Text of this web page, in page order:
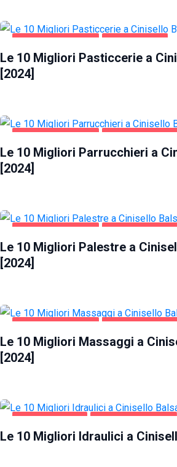
CINISELLO BALSAMO GASTRONOMIA
Le 10 Migliori Pasticcerie a
[2024]
CINISELLO BALSAMO SALUTE E
Le 10 Migliori Parrucchieri a
[2024]
CINISELLO BALSAMO SALUTE E
Le 10 Migliori Palestre a
[2024]
CINISELLO BALSAMO INTRATTENIMENTO
Le 10 Migliori Massaggi a
[2024]
CASA E GIARDINO CINISELLO BALSAMO
Le 10 Migliori Idraulici a